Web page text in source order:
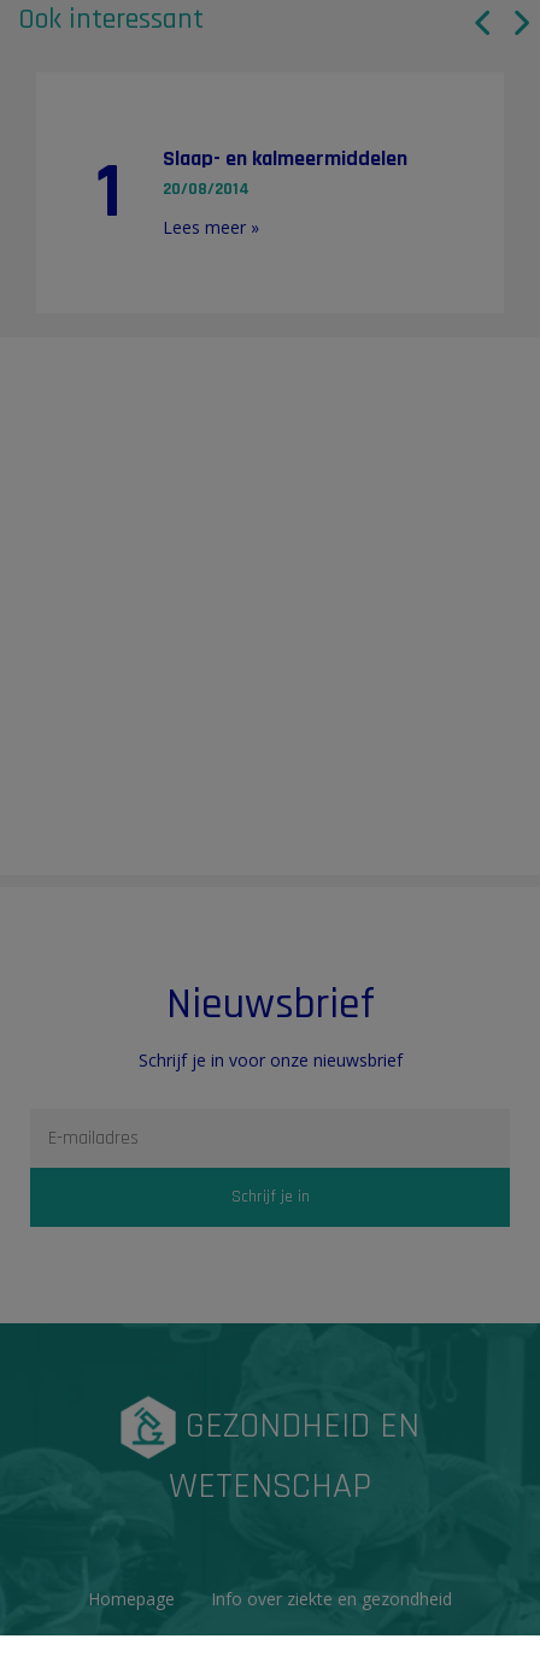
Ook interessant
1 Slaap- en kalmeermiddelen
20/08/2014
Lees meer »
Nieuwsbrief
Schrijf je in voor onze nieuwsbrief
GEZONDHEID EN
WETENSCHAP
Homepage Info over ziekte en gezondheid